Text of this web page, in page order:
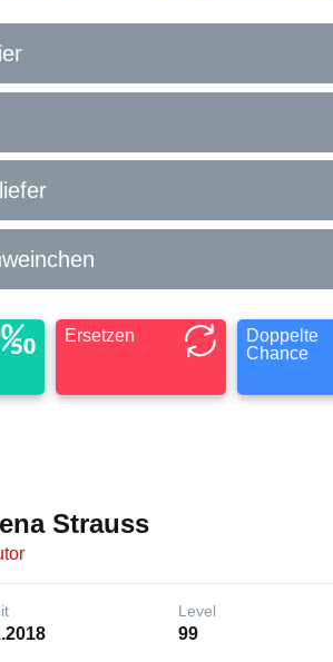
Ersetzen
Doppelte
Chance
Strauss
Level
99